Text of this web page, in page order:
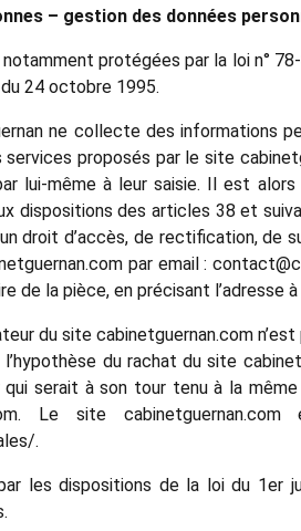
– gestion des données
protégées par la loi n°
24 octobre 1995.
ne collecte des informations
proposés par le site
lui-même à leur saisie. Il est
dispositions des articles 38 et
droit d’accès, de rectification, de
par email :
de la pièce, en précisant l’adresse
du site cabinetguernan.com
du rachat du site
qui serait à son tour tenu à la
Le site
.
les dispositions de la loi du